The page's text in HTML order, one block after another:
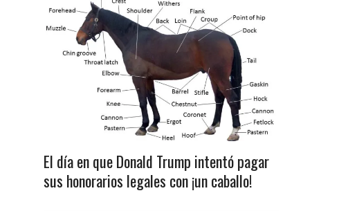
El día en que Donald Trump intentó pagar
sus honorarios legales con ¡un caballo!